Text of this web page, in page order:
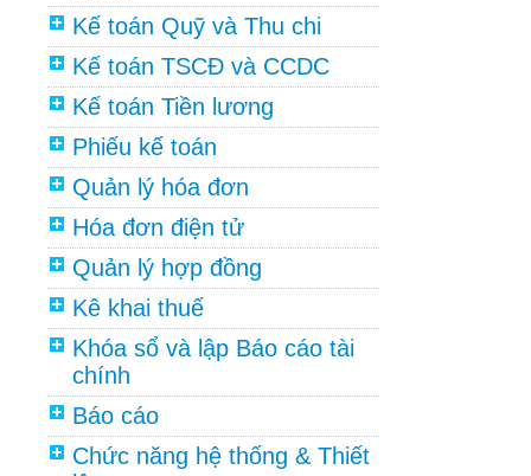
Kế toán Quỹ và Thu chi
Kế toán TSCĐ và CCDC
Kế toán Tiền lương
Phiếu kế toán
Quản lý hóa đơn
Hóa đơn điện tử
Quản lý hợp đồng
Kê khai thuế
Khóa sổ và lập Báo cáo tài
chính
Báo cáo
Chức năng hệ thống & Thiết